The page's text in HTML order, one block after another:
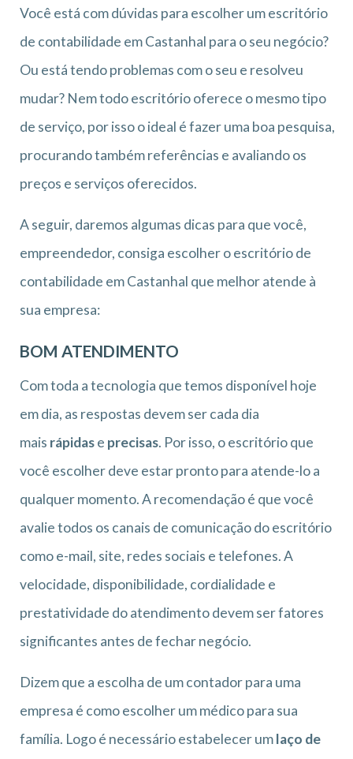
Você está com dúvidas para escolher um escritório
de contabilidade em Castanhal para o seu negócio?
Ou está tendo problemas com o seu e resolveu
mudar? Nem todo escritório oferece o mesmo tipo
de serviço, por isso o ideal é fazer uma boa pesquisa,
procurando também referências e avaliando os
preços e serviços oferecidos.
A seguir, daremos algumas dicas para que você,
empreendedor, consiga escolher o escritório de
contabilidade em Castanhal que melhor atende à
sua empresa:
BOM ATENDIMENTO
Com toda a tecnologia que temos disponível hoje
em dia, as respostas devem ser cada dia
mais rápidase precisas. Por isso, o escritório que
você escolher deve estar pronto para atende-lo a
qualquer momento. A recomendação é que você
avalie todos os canais de comunicação do escritório
como e-mail, site, redes sociais e telefones. A
velocidade, disponibilidade, cordialidade e
prestatividade do atendimento devem ser fatores
significantes antes de fechar negócio.
Dizem que a escolha de um contador para uma
empresa é como escolher um médico para sua
família. Logo é necessário estabelecer umlaço de